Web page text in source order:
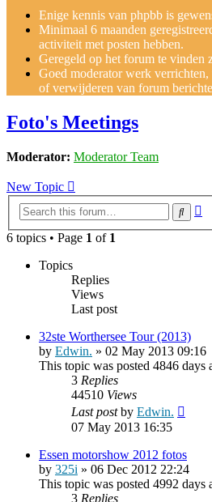
Enige kennis van phpbb is
Minimaal 6 maanden
activiteit met posten hebben.
Geregeld op het forum te vinden
Goed moderator werk
of verwijderen van forum
Foto's Meetings
Moderator: Moderator Team
New Topic
Search
6 topics • Page 1 of 1
Topics
Replies
Views
Last post
32ste Worthersee Tour (2013)
by Edwin. » 02 May 2013 09:16
This topic was posted 4846 days
3 Replies
44510 Views
Last postby Edwin.
07 May 2013 16:35
Essen motorshow 2012 fotos
by 325i » 06 Dec 2012 22:24
This topic was posted 4992 days
3 Replies